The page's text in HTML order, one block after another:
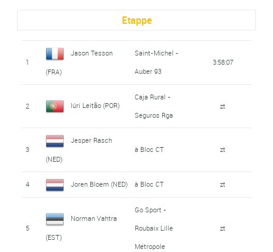
Etappe
1
Jason Tesson
(FRA)
Saint-Michel -
Auber 93
3:58:07
2 Iúri Leitão (POR)
Caja Rural -
Seguros Rga
zt
3
Jesper Rasch
(NED)
à Bloc CT zt
4 Joren Bloem (NED) à Bloc CT zt
5
Norman Vahtra
(EST)
Go Sport -
Roubaix Lille
Métropole
zt